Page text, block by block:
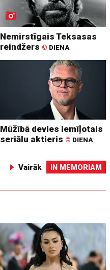
Nemirstīgais Teksasas
reindžers © DIENA
Mūžībā devies iemīļotais
seriālu aktieris © DIENA
Vairāk IN MEMORIAM